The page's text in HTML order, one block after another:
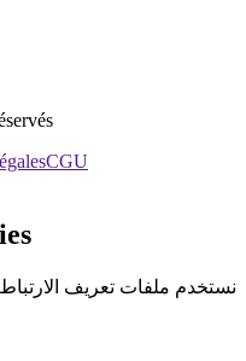
CGU
نستخدم ملفات تعريف